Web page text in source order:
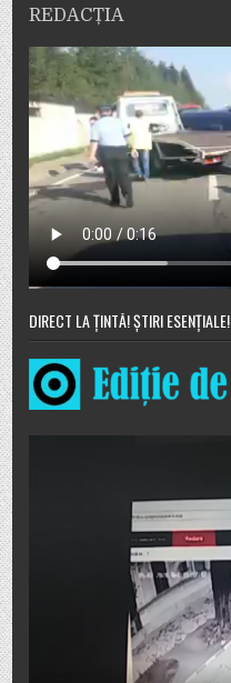
REDACȚIA
DIRECT LA ȚINTĂ! ȘTIRI ESENȚIALE!